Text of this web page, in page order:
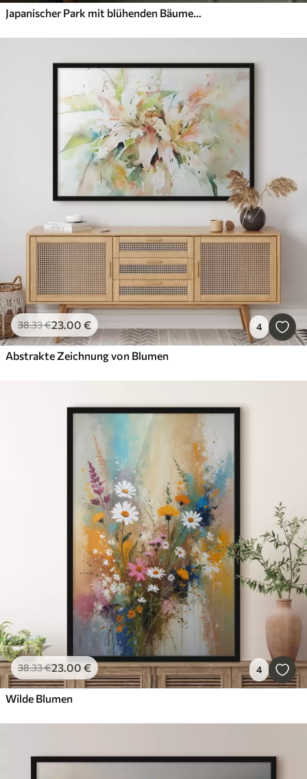
Japanischer Park mit blühenden Bäumen und Blumen, Wald, Gartenhaus, See
38.33€23.00 € 4
Abstrakte Zeichnung von Blumen
38.33€23.00 € 4
Wilde Blumen